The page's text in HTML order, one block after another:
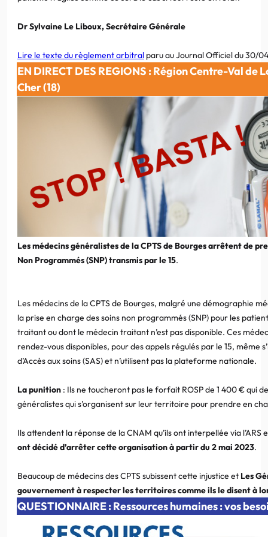
Dr Sylvaine Le Liboux, Secrétaire Générale
Lire le texte du règlement arbitral paru au Journal Officiel du 30/
EN DIRECT DES REGIONS : Région Centre-Val
Cher (18)
Les médecins généralistes de la CPTS de Bourges arrêtent de
Non Programmés (SNP) transmis par le 15.
Les médecins de la CPTS de Bourges, malgré une démographie
la prise en charge des soins non programmés (SNP) pour les
traitant ou dont le médecin traitant n’est pas disponible. Ces
rendez-vous disponibles, pour des appels régulés par le 15, même
d’Accès aux soins (SAS) et n’utilisent pas la plateforme nationale.
La punition : Ils ne toucheront pas le forfait ROSP de 1 400 € qui
généralistes qui s’organisent sur leur territoire pour prendre en
Ils attendent la réponse de la CNAM qu’ils ont interpellée via
ont décidé d’arrêter cette organisation à partir du 2 mai 2023.
Beaucoup de médecins des CPTS subissent cette injustice et Les
gouvernement à respecter les territoires comme ils le disent à
QUESTIONNAIRE : Ressources humaines : vos